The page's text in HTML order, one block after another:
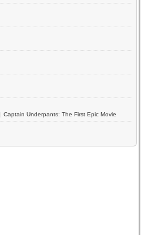
|Captain Underpants: The First Epic Movie